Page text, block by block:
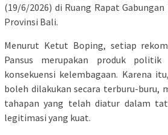
(19/6/2026) di Ruang Rapat
Provinsi Bali.
Menurut Ketut Boping, setiap
Pansus merupakan produk
konsekuensi kelembagaan. Karena
boleh dilakukan secara terburu-buru,
tahapan yang telah diatur dalam
legitimasi yang kuat.